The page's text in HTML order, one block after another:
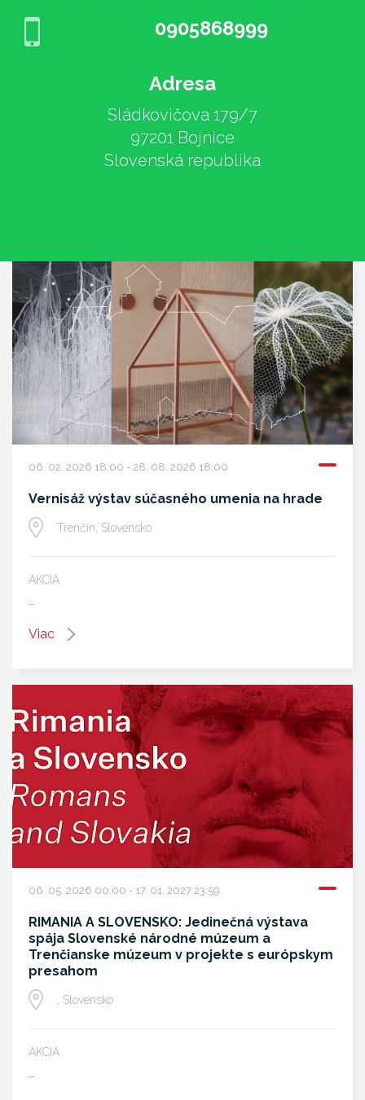
0905868999
Adresa
Sládkovičova 179/7
97201 Bojnice
Slovenská republika
06. 02. 2026 18:00 - 28. 08. 2026 18:00
Vernisáž výstav súčasného umenia na hrade
Trenčín, Slovensko
AKCIA
Viac
06. 05. 2026 00:00 - 17. 01. 2027 23:59
RIMANIA A SLOVENSKO: Jedinečná výstava
spája Slovenské národné múzeum a
Trenčianske múzeum v projekte s európskym
presahom
, Slovensko
AKCIA